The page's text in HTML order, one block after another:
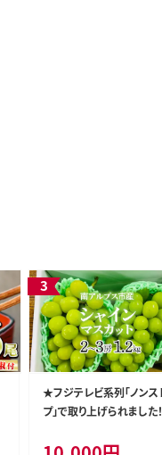
★フジテレビ系列「ノンス
プ」で取り上げられました
アルプス市産シャインマ